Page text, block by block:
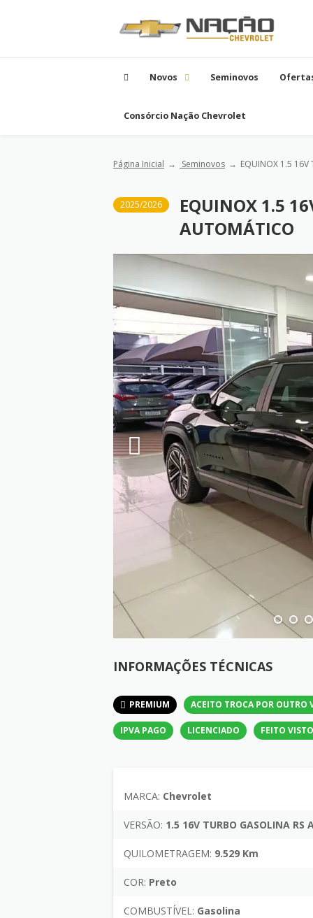
Novos Seminovos
Consórcio Nação Chevrolet
Página Inicial Seminovos EQUINOX 1.5 16V
2025/2026
EQUINOX 1.5
AUTOMÁTICO
INFORMAÇÕES TÉCNICAS
PREMIUM ACEITO TROCA POR OUTRO
IPVA PAGO LICENCIADO FEITO
MARCA: Chevrolet
VERSÃO: 1.5 16V TURBO GASOLINA RS
QUILOMETRAGEM: 9.529 Km
COR: Preto
COMBUSTÍVEL: Gasolina